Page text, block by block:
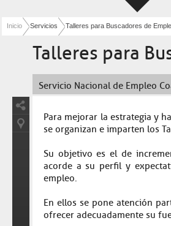
Inicio Servicios Talleres para Buscadores de
Talleres para
Servicio Nacional de Empleo
Para mejorar la estrategia y
se organizan e imparten los
Su objetivo es el de
acorde a su perfil y
empleo.
En ellos se pone atención
ofrecer adecuadamente su